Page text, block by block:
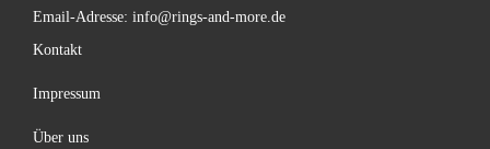
Email-Adresse: info@rings-and-more.de
Kontakt
Impressum
Über uns